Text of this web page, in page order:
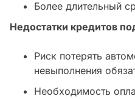
Более длительный
Недостатки кредитов
Риск потерять
невыполнения
Необходимость